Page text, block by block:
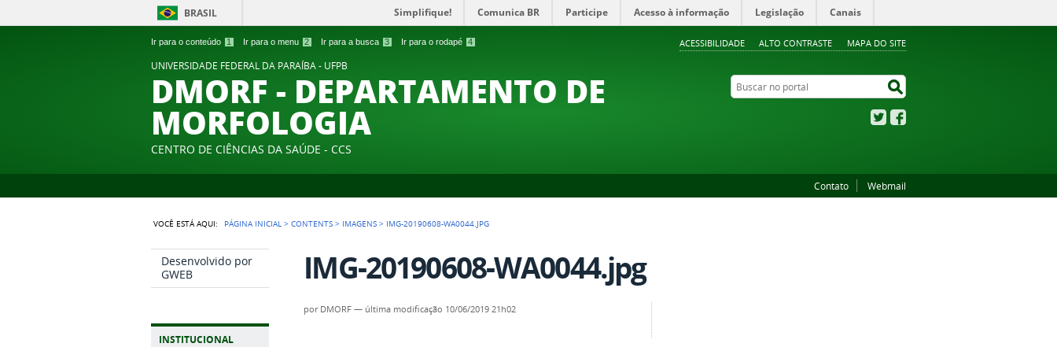
Ir para o conteúdo 1 Ir para o menu 2 Ir para a busca 3 Ir para o rodapé 4 ACESSIBILIDADE ALTO CONTRASTE MAPA DO SITE
BRASIL Simplifique! Comunica BR Participe Acesso à informação Legislação Canais
UNIVERSIDADE FEDERAL DA PARAÍBA - UFPB
DMORF - DEPARTAMENTO DE
MORFOLOGIA
CENTRO DE CIÊNCIAS DA SAÚDE - CCS
Buscar no portal
Twitter
Contato Webmail
VOCÊ ESTÁ AQUI: PÁGINA INICIAL >CONTENTS > IMAGENS > IMG-20190608-WA0044.JPG
Desenvolvido por
GWEB
INSTITUCIONAL
IMG-20190608-WA0044.jpg
por DMORF — última modificação 10/06/2019 21h02